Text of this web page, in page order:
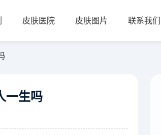
皮肤医院 皮肤图片 联系我们
一生吗